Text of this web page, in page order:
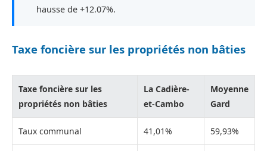
hausse de +12.07%.
Taxe foncière sur les propriétés non bâties
Taxe foncière sur les
propriétés non bâties
La Cadière-
et-Cambo
Moyenne
Gard
Taux communal 41,01% 59,93%